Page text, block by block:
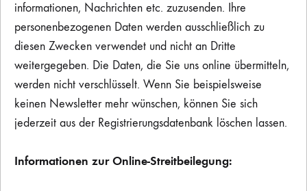
informationen, Nachrichten etc. zuzusenden. Ihre
personenbezogenen Daten werden ausschließlich zu
diesen Zwecken verwendet und nicht an Dritte
weitergegeben. Die Daten, die Sie uns online übermitteln,
werden nicht verschlüsselt. Wenn Sie beispielsweise
keinen Newsletter mehr wünschen, können Sie sich
jederzeit aus der Registrierungsdatenbank löschen lassen.
Informationen zur Online-Streitbeilegung: